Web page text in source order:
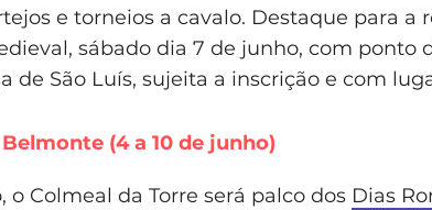
e torneios a cavalo. Destaque para a
sábado dia 7 de junho, com ponto
de São Luís, sujeita a inscrição e com
(4 a 10 de junho)
o Colmeal da Torre será palco dos Dias